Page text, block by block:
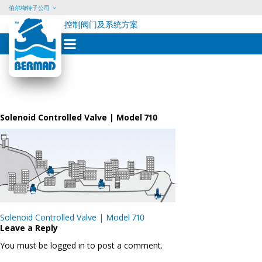
Skip
content
伯尔梅特子公司
控制阀门及系统方案
Solenoid Controlled Valve | Model 710
Post
navigation
Solenoid Controlled Valve | Model 710
Leave a Reply
You must be logged in to post a comment.